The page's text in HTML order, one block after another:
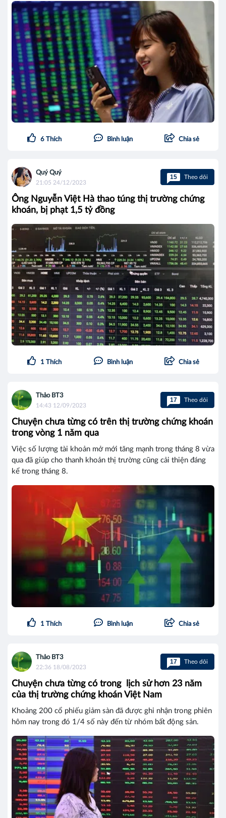
6 Thích Bình luận Chia sẻ
Quý Quý
21:05 24/12/2023
15 Theo dõi
Ông Nguyễn Việt Hà thao túng thị trường chứng
khoán, bị phạt 1,5 tỷ đồng
1 Thích Bình luận Chia sẻ
Thảo BT3
14:43 12/09/2023
17 Theo dõi
Chuyện chưa từng có trên thị trường chứng khoán
trong vòng 1 năm qua
Việc số lượng tài khoản mở mới tăng mạnh trong tháng 8 vừa
qua đã giúp cho thanh khoản thị trường cũng cải thiện đáng
kể trong tháng 8.
1 Thích Bình luận Chia sẻ
Thảo BT3
22:36 18/08/2023
17 Theo dõi
Chuyện chưa từng có trong lịch sử hơn 23 năm
của thị trường chứng khoán Việt Nam
Khoảng 200 cổ phiếu giảm sàn đã được ghi nhận trong phiên
hôm nay trong đó 1/4 số này đến từ nhóm bất động sản.